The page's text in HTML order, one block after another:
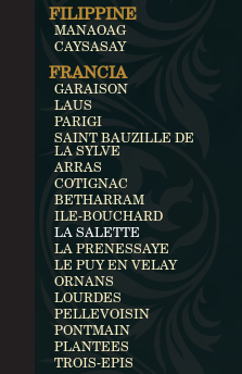
FILIPPINE
MANAOAG
CAYSASAY
FRANCIA
GARAISON
LAUS
PARIGI
SAINT BAUZILLE DE
LA SYLVE
ARRAS
COTIGNAC
BETHARRAM
ILE-BOUCHARD
LA SALETTE
LA PRENESSAYE
LE PUY EN VELAY
ORNANS
LOURDES
PELLEVOISIN
PONTMAIN
PLANTEES
TROIS-EPIS